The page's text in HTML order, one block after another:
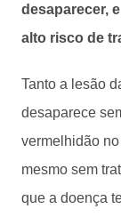
desaparecer,
alto risco de
Tanto a lesão
desaparece
vermelhidão
mesmo sem
que a doença